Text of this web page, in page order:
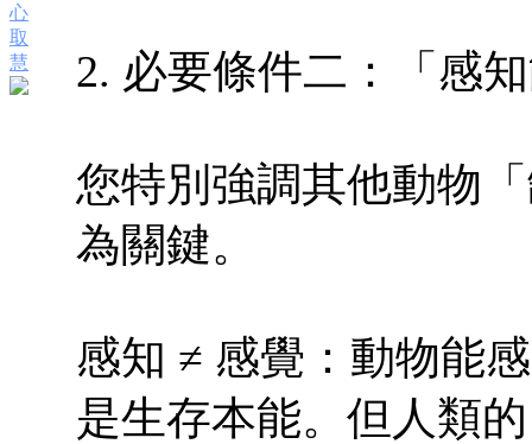
心
取
慧
2. 必要條件二：「感
您特別強調其他動物
為關鍵。
感知 ≠ 感覺：動物能
是生存本能。但人類